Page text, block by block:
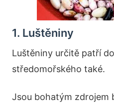
1. Luštěniny
Luštěniny určitě patří
středomořského také.
Jsou bohatým zdrojem